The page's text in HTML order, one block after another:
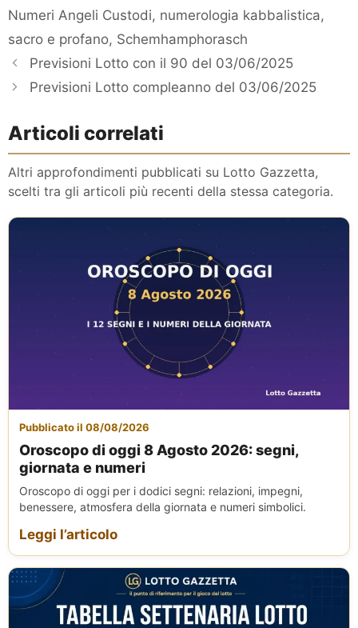
Numeri Angeli Custodi, numerologia kabbalistica,
sacro e profano, Schemhamphorasch
Previsioni Lotto con il 90 del 03/06/2025
Previsioni Lotto compleanno del 03/06/2025
Articoli correlati
Altri approfondimenti pubblicati su Lotto Gazzetta,
scelti tra gli articoli più recenti della stessa categoria.
Pubblicato il 08/08/2026
Oroscopo di oggi 8 Agosto 2026: segni,
giornata e numeri
Oroscopo di oggi per i dodici segni: relazioni, impegni,
benessere, atmosfera della giornata e numeri simbolici.
Leggi l’articolo